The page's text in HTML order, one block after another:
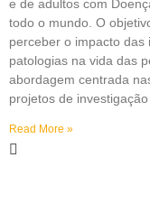
e de adultos com
todo o mundo. O
perceber o impacto
patologias na vida das
abordagem centrada
projetos de investigação
Read More »